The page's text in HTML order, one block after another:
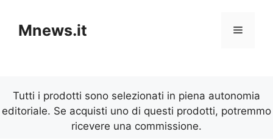
contenuto
Mnews.it Menu
Tutti i prodotti sono selezionati in piena autonomia
editoriale. Se acquisti uno di questi prodotti, potremmo
ricevere una commissione.